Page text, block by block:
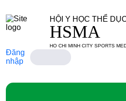
HỘI Y HỌC THỂ
HSMA
HO CHI MINH CITY SPORTS
Đăng
nhập